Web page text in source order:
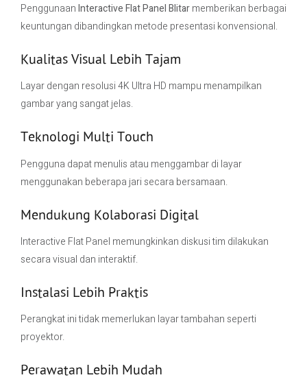
PenggunaanInteractive Flat Panel Blitarmemberikan berbagai
keuntungan dibandingkan metode presentasi konvensional.
Kualitas Visual Lebih Tajam
Layar dengan resolusi 4K Ultra HD mampu menampilkan
gambar yang sangat jelas.
Teknologi Multi Touch
Pengguna dapat menulis atau menggambar di layar
menggunakan beberapa jari secara bersamaan.
Mendukung Kolaborasi Digital
Interactive Flat Panel memungkinkan diskusi tim dilakukan
secara visual dan interaktif.
Instalasi Lebih Praktis
Perangkat ini tidak memerlukan layar tambahan seperti
proyektor.
Perawatan Lebih Mudah